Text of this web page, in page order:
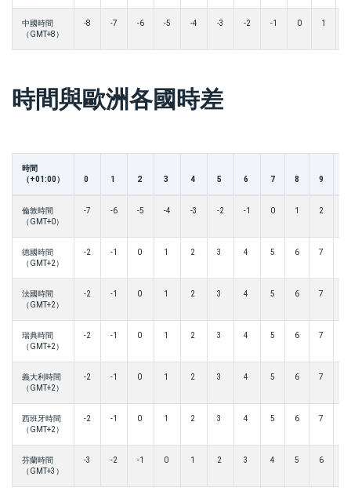
中國時間
（GMT+8）
-8 -7 -6 -5 -4 -3 -2 -1 0 1
時間與歐洲各國時差
時間
（+01:00）
0 1 2 3 4 5 6 7 8 9
倫敦時間
（GMT+0）
-7 -6 -5 -4 -3 -2 -1 0 1 2
德國時間
（GMT+2）
-2 -1 0 1 2 3 4 5 6 7
法國時間
（GMT+2）
-2 -1 0 1 2 3 4 5 6 7
瑞典時間
（GMT+2）
-2 -1 0 1 2 3 4 5 6 7
義大利時間
（GMT+2）
-2 -1 0 1 2 3 4 5 6 7
西班牙時間
（GMT+2）
-2 -1 0 1 2 3 4 5 6 7
芬蘭時間
（GMT+3）
-3 -2 -1 0 1 2 3 4 5 6